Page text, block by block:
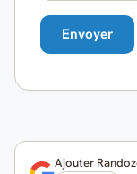
Ajouter